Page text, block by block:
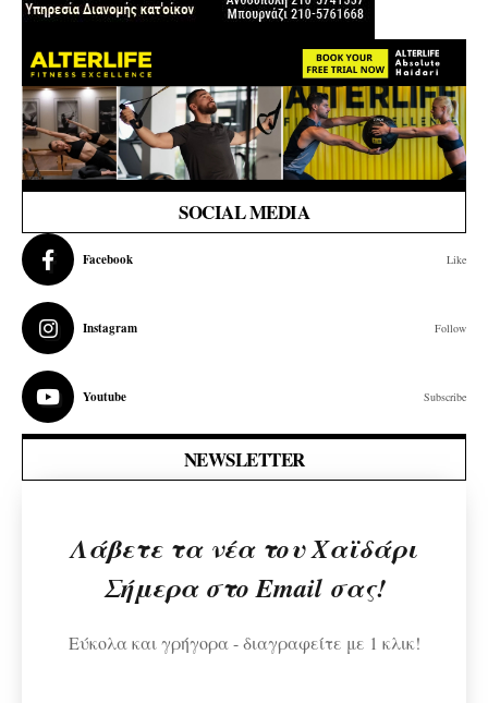
SOCIAL MEDIA
Facebook Like
Instagram Follow
Youtube Subscribe
NEWSLETTER
Λάβετε τα νέα του Χαϊδάρι
Σήμερα στο Email σας!
Εύκολα και γρήγορα - διαγραφείτε με 1 κλικ!